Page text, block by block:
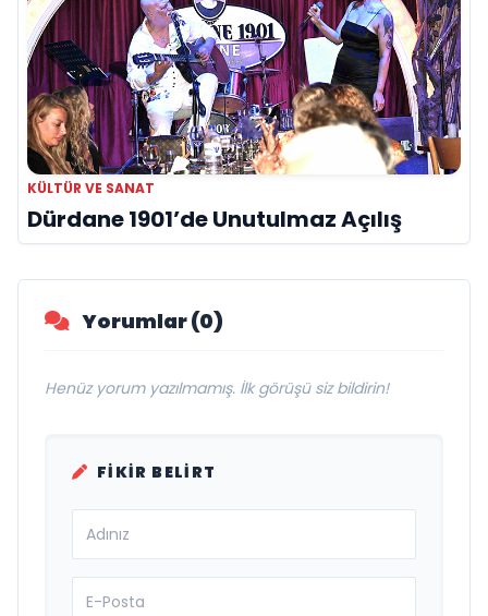
KÜLTÜR VE SANAT
Dürdane 1901’de Unutulmaz Açılış
Yorumlar (0)
Henüz yorum yazılmamış. İlk görüşü siz bildirin!
FIKIR BELIRT